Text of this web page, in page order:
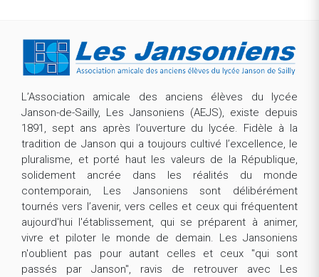
L’Association amicale des anciens élèves du lycée
Janson-de-Sailly, Les Jansoniens (AEJS), existe depuis
1891, sept ans après l’ouverture du lycée. Fidèle à la
tradition de Janson qui a toujours cultivé l’excellence, le
pluralisme, et porté haut les valeurs de la République,
solidement ancrée dans les réalités du monde
contemporain, Les Jansoniens sont délibérément
tournés vers l’avenir, vers celles et ceux qui fréquentent
aujourd'hui l'établissement, qui se préparent à animer,
vivre et piloter le monde de demain. Les Jansoniens
n'oublient pas pour autant celles et ceux "qui sont
passés par Janson", ravis de retrouver avec Les